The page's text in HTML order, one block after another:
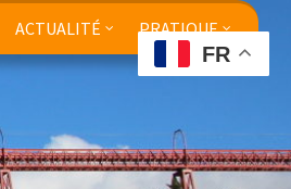
ACTUALITÉ
PRATIQUE
FR